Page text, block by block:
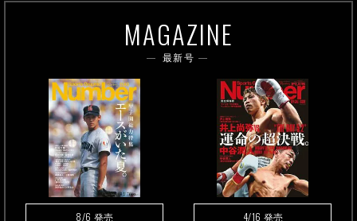
MAGAZINE
最新号
8/6 発売 4/16 発売